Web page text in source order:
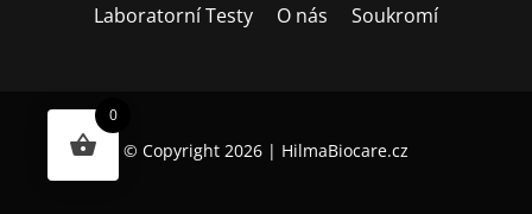
Laboratorní Testy
O nás Soukromí
© Copyright 2026 | HilmaBiocare.cz
0